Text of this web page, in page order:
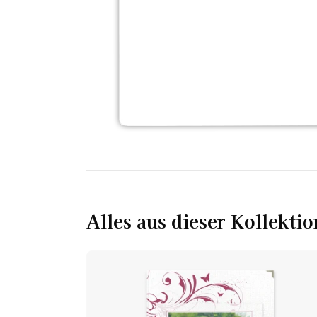
Alles aus dieser